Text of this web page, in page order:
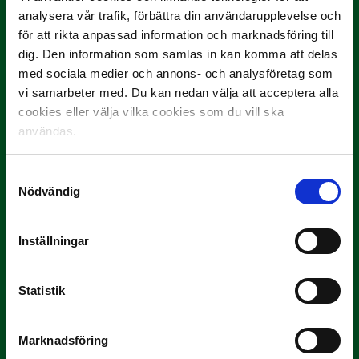
analysera vår trafik, förbättra din användarupplevelse och
för att rikta anpassad information och marknadsföring till
dig. Den information som samlas in kan komma att delas
med sociala medier och annons- och analysföretag som
vi samarbeter med. Du kan nedan välja att acceptera alla
cookies eller välja vilka cookies som du vill ska
användas.
Nödvändig
Inställningar
Statistik
Marknadsföring
projektil”
Slog till i…